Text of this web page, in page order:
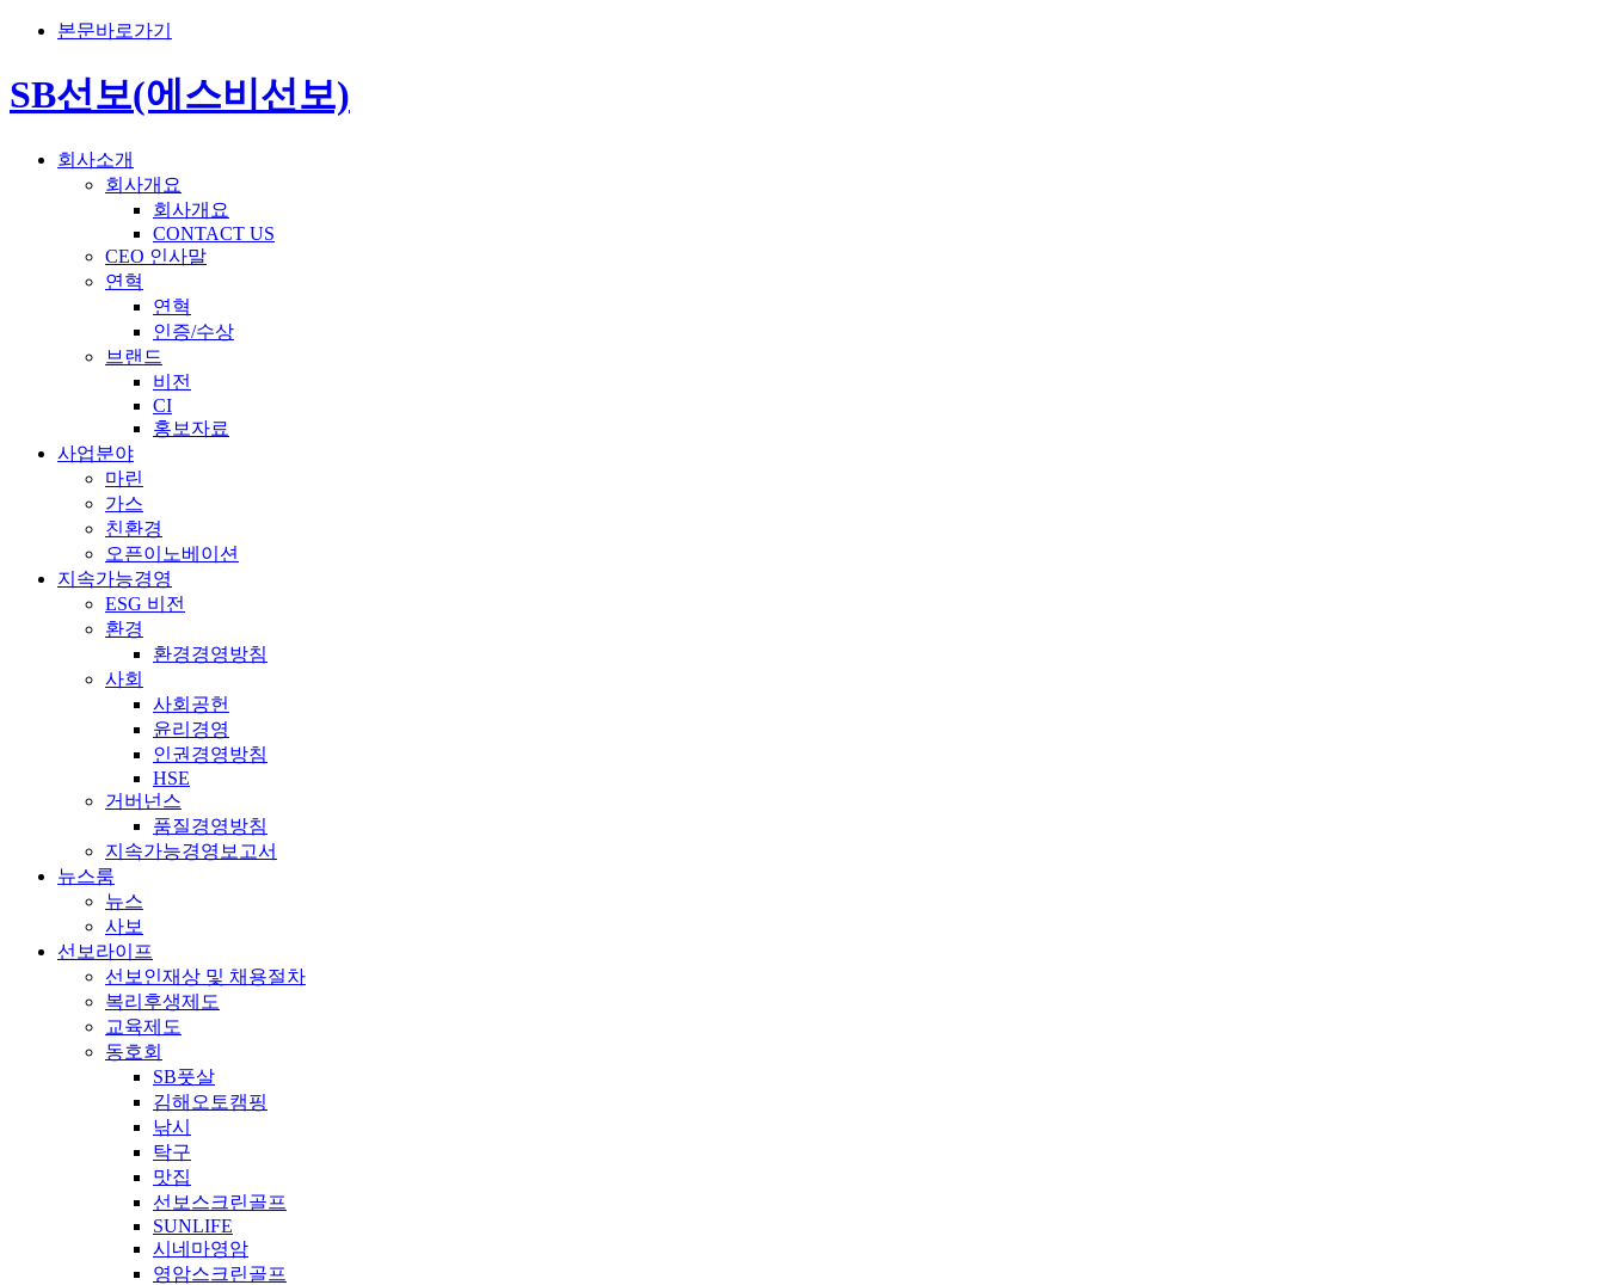
본문바로가기
SB선보(에스비선보)
회사소개
회사개요
회사개요
CONTACT US
CEO 인사말
연혁
연혁
인증/수상
브랜드
비전
CI
홍보자료
사업분야
마린
가스
친환경
오픈이노베이션
지속가능경영
ESG 비전
환경
환경경영방침
사회
사회공헌
윤리경영
인권경영방침
HSE
거버넌스
품질경영방침
지속가능경영보고서
뉴스룸
뉴스
사보
선보라이프
선보인재상 및 채용절차
복리후생제도
교육제도
동호회
SB풋살
김해오토캠핑
낚시
탁구
맛집
선보스크린골프
SUNLIFE
시네마영암
영암스크린골프